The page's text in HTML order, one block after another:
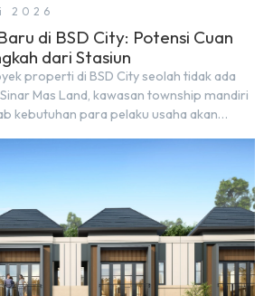
2026
di BSD City: Potensi Cuan
dari Stasiun
properti di BSD City seolah tidak ada
Mas Land, kawasan township mandiri
kebutuhan para pelaku usaha akan
di BSD City ini datang dengan
yang sangat strategis. Letaknya
dengan dua pusat pergerakan massa […]